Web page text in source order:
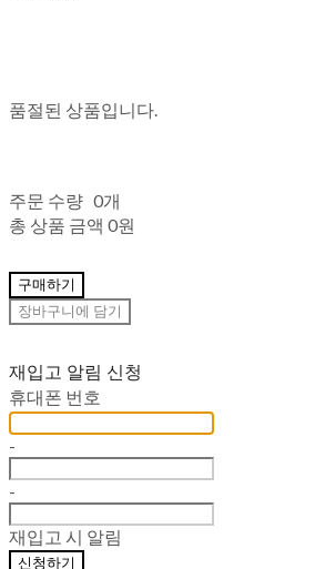
품절된 상품입니다.
주문 수량 0개
총 상품 금액 0원
구매하기
장바구니에 담기
재입고 알림 신청
휴대폰 번호
-
-
재입고 시 알림
신청하기